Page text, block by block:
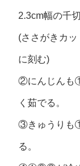
2.3cm幅の千
(ささがきカ
に刻む)
②にんじんも
く茹でる。
③きゅうりも
る。